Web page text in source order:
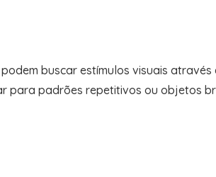
buscar estímulos visuais
para padrões repetitivos ou objetos